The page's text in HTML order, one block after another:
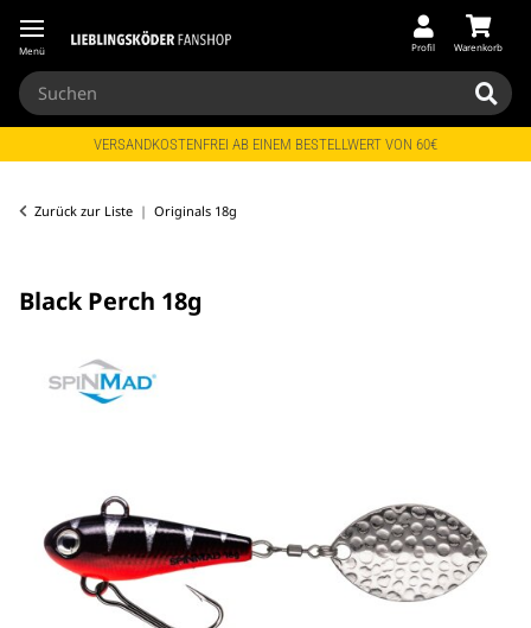
Menü Profil Warenkorb
VERSANDKOSTENFREI AB EINEM BESTELLWERT VON 60€
Zurück zur Liste Originals 18g
Black Perch 18g